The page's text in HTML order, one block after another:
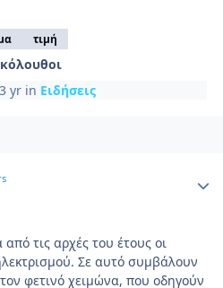
τιμή
3 yr in Ειδήσεις
τις αρχές του έτους οι
Σε αυτό συμβάλουν
φετινό χειμώνα, που οδηγούν